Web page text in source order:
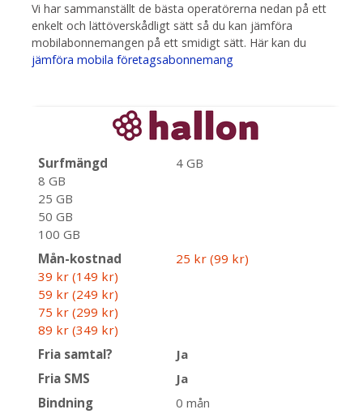
Vi har sammanställt de bästa operatörerna nedan på ett
enkelt och lättöverskådligt sätt så du kan jämföra
mobilabonnemangen på ett smidigt sätt. Här kan du
jämföra mobila företagsabonnemang
Surfmängd
4 GB
8 GB
25 GB
50 GB
100 GB
Mån-kostnad
25 kr (99 kr)
39 kr (149 kr)
59 kr (249 kr)
75 kr (299 kr)
89 kr (349 kr)
Fria samtal?
Ja
Fria SMS
Ja
Bindning
0 mån